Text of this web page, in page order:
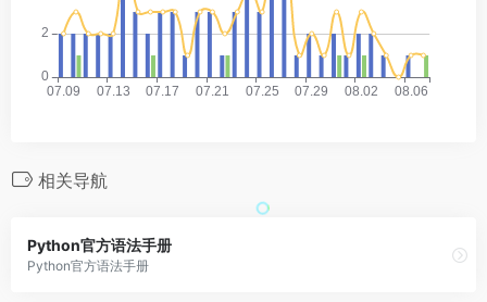
相关导航
Python官方语法手册
Python官方语法手册